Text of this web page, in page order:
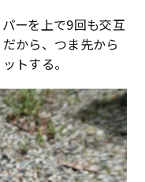
ーを上で9回も交互
から、つま先から
トする。